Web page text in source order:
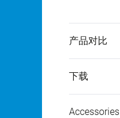
产品对比
下载
Accessories